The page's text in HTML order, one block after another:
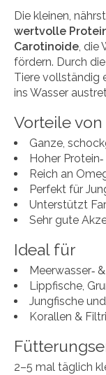
Die kleinen,
wertvolle
Carotinoide, die
fördern. Durch
Tiere vollständig
ins Wasser
Vorteile
Ganze,
Hoher
Reich an
Perfekt für
Unterstützt
Sehr gute
Ideal für
Meerwasser‑
Lippfische,
Jungfische
Korallen &
2–5 mal täglich